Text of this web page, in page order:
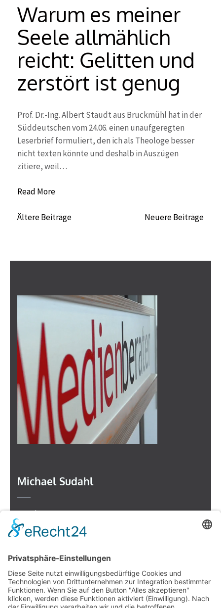
Warum es meiner
Seele allmählich
reicht: Gelitten und
zerstört ist genug
Prof. Dr.-Ing. Albert Staudt aus Bruckmühl hat in der
Süddeutschen vom 24.06. einen unaufgeregten
Leserbrief formuliert, den ich als Theologe besser
nicht texten könnte und deshalb in Auszügen
zitiere, weil…
Read More
Beitragsnavigation
Ältere Beiträge Neuere Beiträge
Michael Sudahl
Beethovenstr. 4
73614 Schorndorf
Telefon: 07181 477 9998
Leonhard Fromm